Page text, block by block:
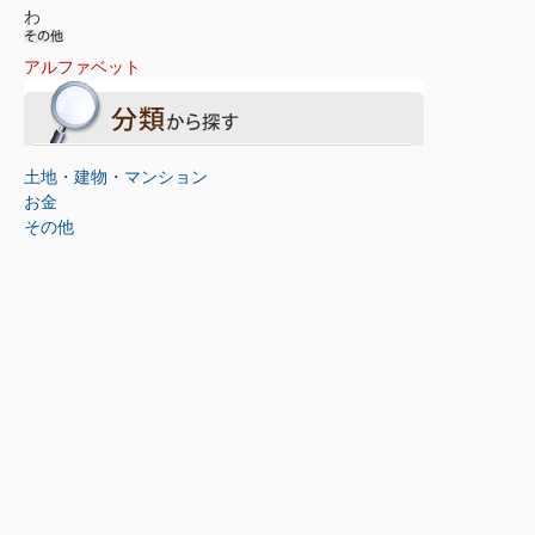
わ
アルファベット
土地・建物・マンション
お金
その他